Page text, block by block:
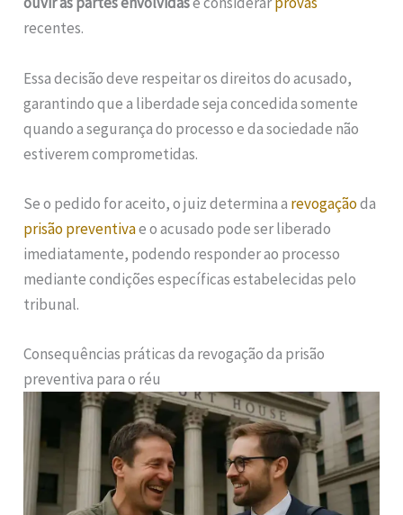
recentes.
Essa decisão deve respeitar os direitos do acusado,
garantindo que a liberdade seja concedida somente
quando a segurança do processo e da sociedade não
estiverem comprometidas.
Se o pedido for aceito, o juiz determina a revogaçãoda
prisão preventivae o acusado pode ser liberado
imediatamente, podendo responder ao processo
mediante condições específicas estabelecidas pelo
tribunal.
Consequências práticas da revogação da prisão
preventiva para o réu